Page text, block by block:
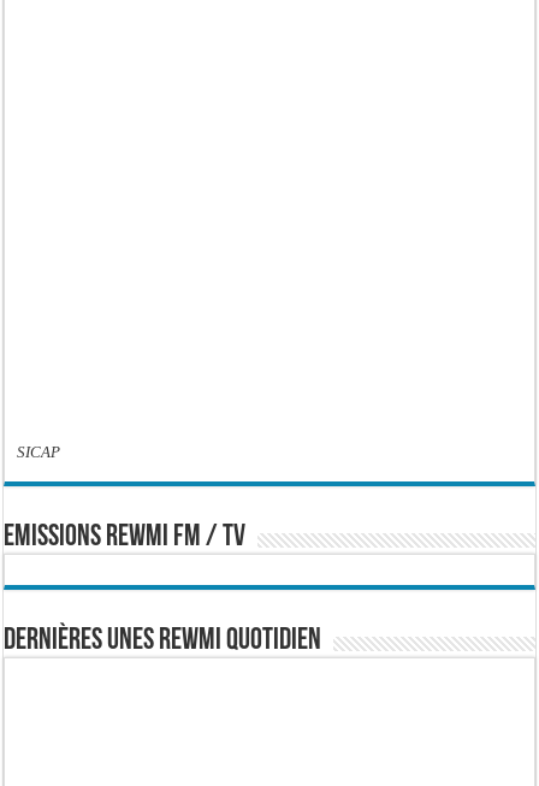
SICAP
EMISSIONS REWMI FM / TV
Dernières Unes Rewmi Quotidien